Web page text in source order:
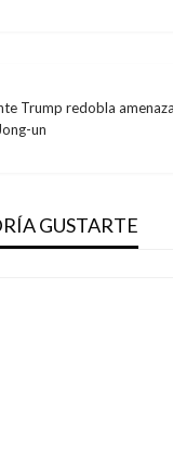
Trump redobla
un
GUSTARTE
enero 15, 2020